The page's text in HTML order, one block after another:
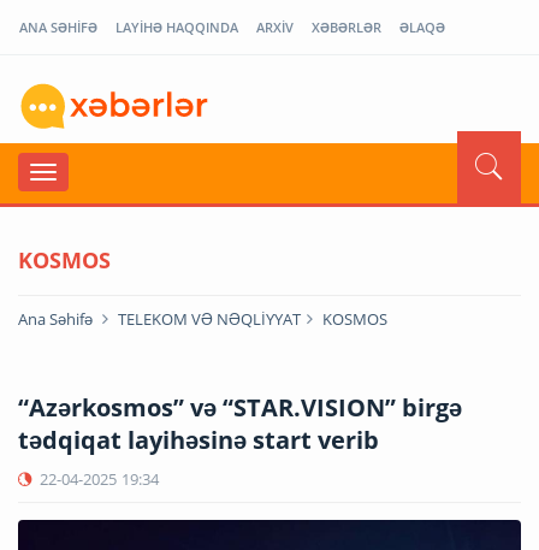
ANA SƏHİFƏ LAYİHƏ HAQQINDA ARXİV XƏBƏRLƏR ƏLAQƏ
KOSMOS
Ana Səhifə TELEKOM VƏ NƏQLİYYAT KOSMOS
“Azərkosmos” və “STAR.VISION” birgə
tədqiqat layihəsinə start verib
22-04-2025 19:34